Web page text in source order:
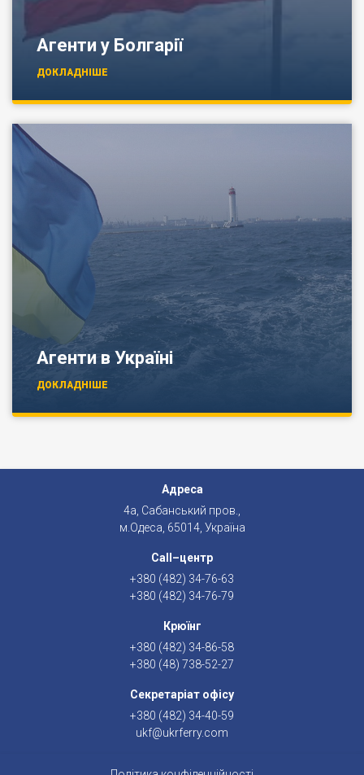
Агенти у Болгарії
ДОКЛАДНІШЕ
Агенти в Україні
ДОКЛАДНІШЕ
Адреса
4а, Сабанський пров.,
м.Одеса, 65014, Україна
Call–центр
+380 (482) 34-76-63
+380 (482) 34-76-79
Крюїнг
+380 (482) 34-86-58
+380 (48) 738-52-27
Секретаріат офісу
+380 (482) 34-40-59
ukf@ukrferry.com